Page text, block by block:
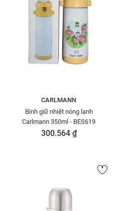
CARLMANN
Bình giữ nhiệt nóng lạnh
Carlmann 350ml - BES619
300.564 ₫